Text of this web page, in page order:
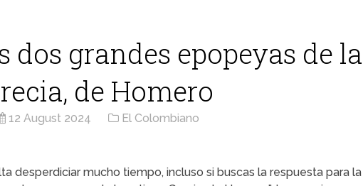
dos grandes epopeyas de la
de Homero
12 August 2024 El Colombiano
desperdiciar mucho tiempo, incluso si buscas la respuesta para la